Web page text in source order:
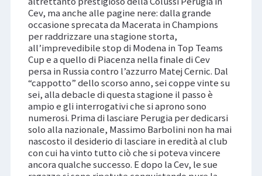
Cev, ma anche alle pagine nere: dalla grande
occasione sprecata da Macerata in Champions
per raddrizzare una stagione storta,
all’imprevedibile stop di Modena in Top Teams
Cup e a quello di Piacenza nella finale di Cev
persa in Russia contro l’azzurro Matej Cernic. Dal
“cappotto” dello scorso anno, sei coppe vinte su
sei, alla debacle di questa stagione il passo è
ampio e gli interrogativi che si aprono sono
numerosi. Prima di lasciare Perugia per dedicarsi
solo alla nazionale, Massimo Barbolini non ha mai
nascosto il desiderio di lasciare in eredità al club
con cui ha vinto tutto ciò che si poteva vincere
ancora qualche successo. E dopo la Cev, le sue